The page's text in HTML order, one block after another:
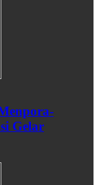
Gelar